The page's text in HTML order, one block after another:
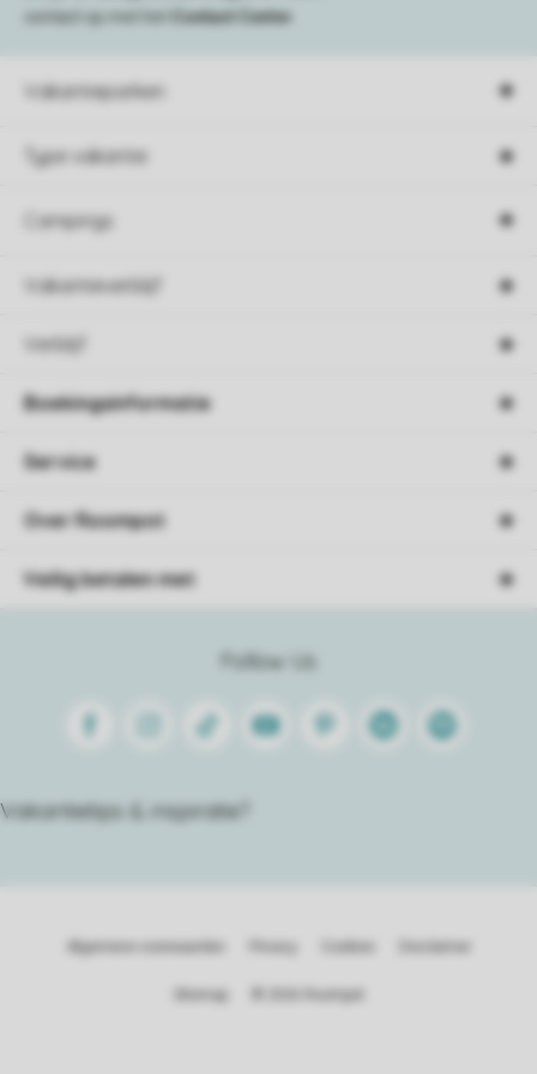
Vakantieparken
Type vakantie
Campings
Vakantieverblijf
Verblijf
contact op met het
Contact Center
Follow Us
FacebookInstagram
Tiktok Youtube PinterestLinkedinSpotify
Vakantietips & inspiratie?
Boekingsinformatie
Service
Over Roompot
Veilig betalen met